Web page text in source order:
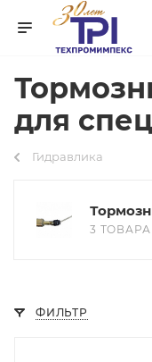
для
Гидравлика
3 ТОВАРА
ФИЛЬТР